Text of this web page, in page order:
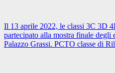
Il 13 aprile 2022, le classi 3C 3D
partecipato alla mostra finale degli
Palazzo Grassi. PCTO classe di